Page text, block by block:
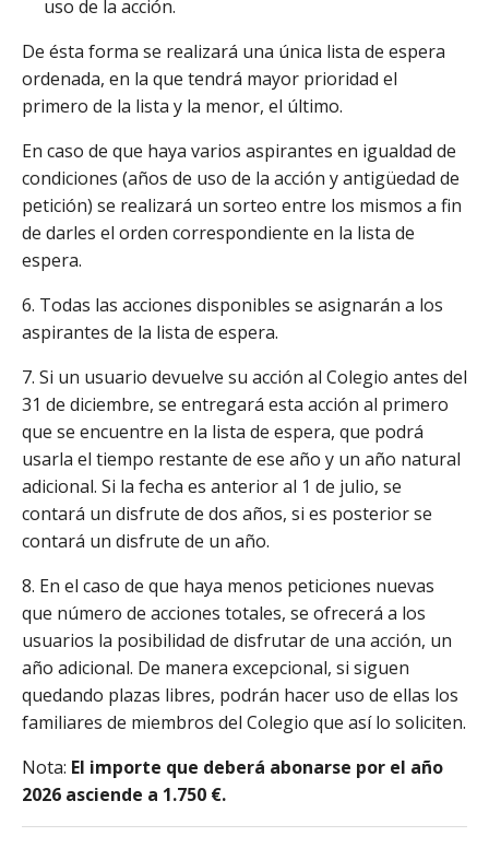
uso de la acción.
De ésta forma se realizará una única lista de espera
ordenada, en la que tendrá mayor prioridad el
primero de la lista y la menor, el último.
En caso de que haya varios aspirantes en igualdad de
condiciones (años de uso de la acción y antigüedad de
petición) se realizará un sorteo entre los mismos a fin
de darles el orden correspondiente en la lista de
espera.
6. Todas las acciones disponibles se asignarán a los
aspirantes de la lista de espera.
7. Si un usuario devuelve su acción al Colegio antes del
31 de diciembre, se entregará esta acción al primero
que se encuentre en la lista de espera, que podrá
usarla el tiempo restante de ese año y un año natural
adicional. Si la fecha es anterior al 1 de julio, se
contará un disfrute de dos años, si es posterior se
contará un disfrute de un año.
8. En el caso de que haya menos peticiones nuevas
que número de acciones totales, se ofrecerá a los
usuarios la posibilidad de disfrutar de una acción, un
año adicional. De manera excepcional, si siguen
quedando plazas libres, podrán hacer uso de ellas los
familiares de miembros del Colegio que así lo soliciten.
Nota: El importe que deberá abonarse por el año
2026 asciende a 1.750 €.